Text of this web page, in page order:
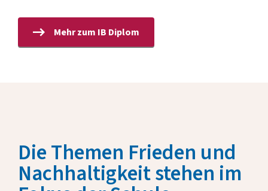
Mehr zum IB Diplom
Die Themen Frieden und
Nachhaltigkeit stehen im